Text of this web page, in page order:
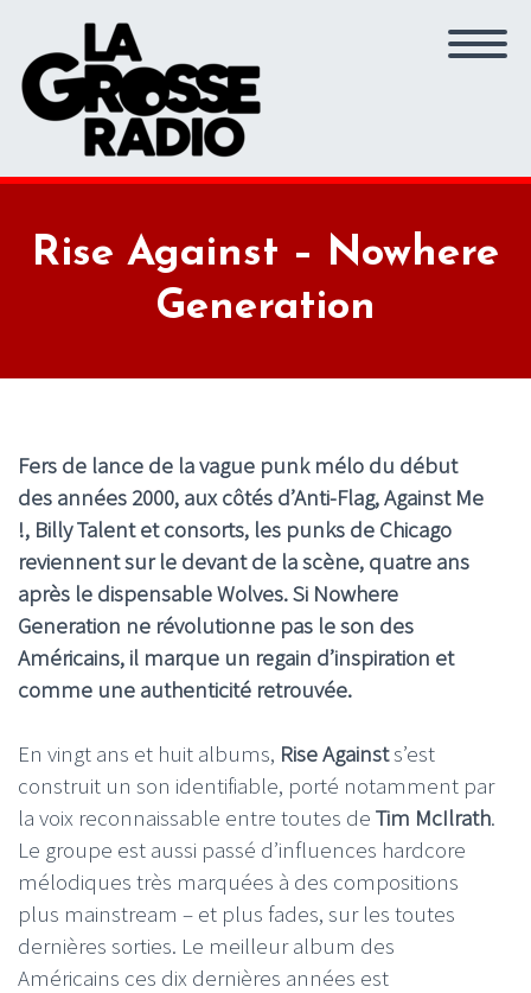
Rise Against – Nowhere
Generation
Fers de lance de la vague punk mélo du début
des années 2000, aux côtés d’Anti-Flag, Against Me
!, Billy Talent et consorts, les punks de Chicago
reviennent sur le devant de la scène, quatre ans
après le dispensable Wolves. Si Nowhere
Generation ne révolutionne pas le son des
Américains, il marque un regain d’inspiration et
comme une authenticité retrouvée.
En vingt ans et huit albums, Rise Againsts’est
construit un son identifiable, porté notamment par
la voix reconnaissable entre toutes de Tim McIlrath.
Le groupe est aussi passé d’influences hardcore
mélodiques très marquées à des compositions
plus mainstream – et plus fades, sur les toutes
dernières sorties. Le meilleur album des
Américains ces dix dernières années est